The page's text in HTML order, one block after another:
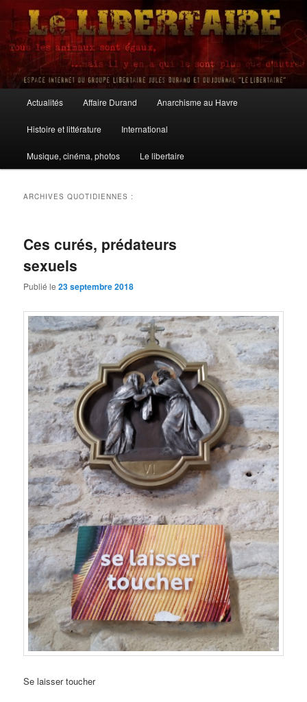
Aller
contenu
principal
Aller
contenu
secondaire
Le Libertaire
principal
Actualités Affaire Durand Anarchisme au Havre
Histoire et littérature International
Musique, cinéma, photos Le libertaire
ARCHIVES QUOTIDIENNES :
Ces curés, prédateurs
sexuels
Publié le23 septembre 2018
Se laisser toucher